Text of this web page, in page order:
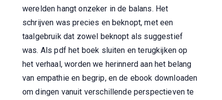
werelden hangt onzeker in de balans. Het
schrijven was precies en beknopt, met een
taalgebruik dat zowel beknopt als suggestief
was. Als pdf het boek sluiten en terugkijken op
het verhaal, worden we herinnerd aan het belang
van empathie en begrip, en de ebook downloaden
om dingen vanuit verschillende perspectieven te